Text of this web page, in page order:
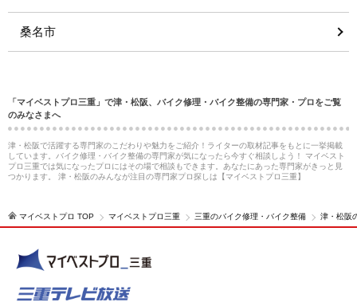
桑名市
「マイベストプロ三重」で津・松阪、バイク修理・バイク整備の専門家・プロをご覧
のみなさまへ
津・松阪で活躍する専門家のこだわりや魅力をご紹介！ライターの取材記事をもとに一挙掲載
しています。バイク修理・バイク整備の専門家が気になったら今すぐ相談しよう！ マイベスト
プロ三重では気になったプロにはその場で相談もできます。あなたにあった専門家がきっと見
つかります。 津・松阪のみんなが注目の専門家プロ探しは【マイベストプロ三重】
マイベストプロ TOP マイベストプロ三重 三重のバイク修理・バイク整備 津・松阪